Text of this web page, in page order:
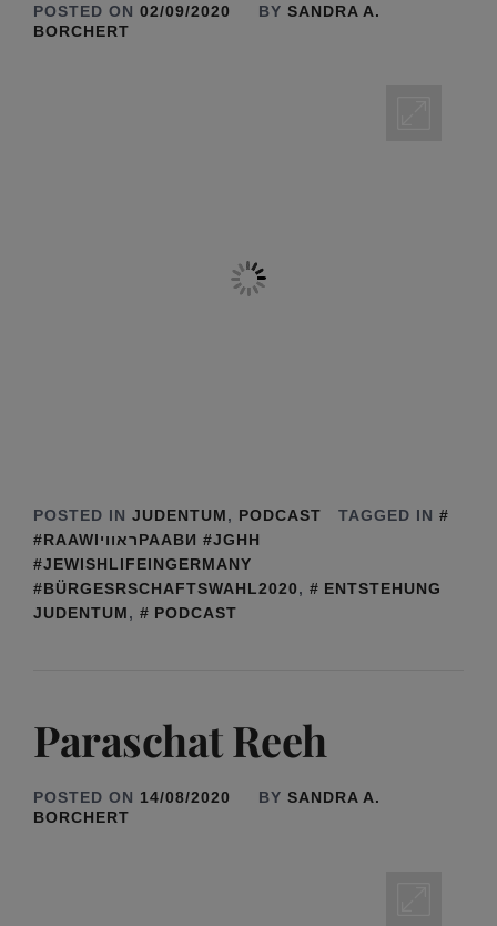
POSTED ON 02/09/2020 BY SANDRA A.
BORCHERT
POSTED IN JUDENTUM, PODCAST
TAGGED IN
#RAAWIראוויРААВИ #JGHH
#JEWISHLIFEINGERMANY
#BÜRGESRSCHAFTSWAHL2020,
ENTSTEHUNG
JUDENTUM, PODCAST
Paraschat Reeh
POSTED ON 14/08/2020 BY SANDRA A.
BORCHERT